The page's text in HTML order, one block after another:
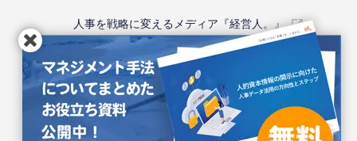
人事を戦略に変えるメディア『経営人。』